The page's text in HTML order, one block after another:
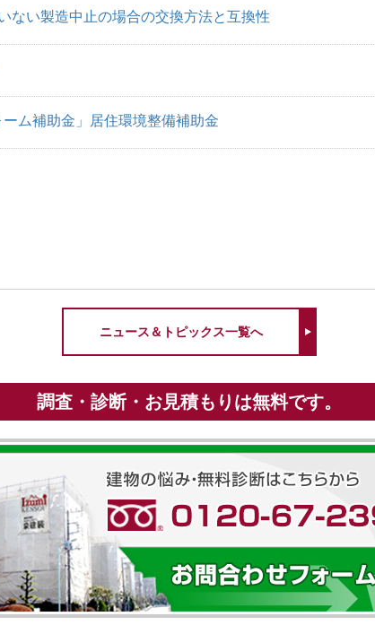
ない製造中止の場合の交換方法と互換性
ム補助金」居住環境整備補助金
ニュース＆トピックス一覧へ
調査・診断・お見積もりは無料です。